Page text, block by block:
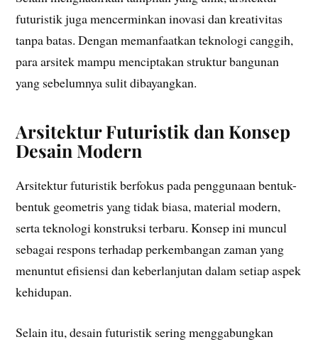
futuristik juga mencerminkan inovasi dan kreativitas
tanpa batas. Dengan memanfaatkan teknologi canggih,
para arsitek mampu menciptakan struktur bangunan
yang sebelumnya sulit dibayangkan.
Arsitektur Futuristik dan Konsep
Desain Modern
Arsitektur futuristik berfokus pada penggunaan bentuk-
bentuk geometris yang tidak biasa, material modern,
serta teknologi konstruksi terbaru. Konsep ini muncul
sebagai respons terhadap perkembangan zaman yang
menuntut efisiensi dan keberlanjutan dalam setiap aspek
kehidupan.
Selain itu, desain futuristik sering menggabungkan